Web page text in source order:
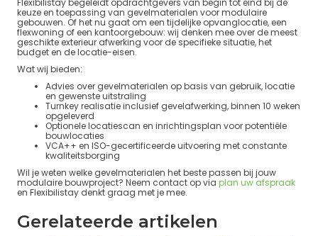
keuze en toepassing van gevelmaterialen voor modulaire
gebouwen. Of het nu gaat om een tijdelijke opvanglocatie, een
flexwoning of een kantoorgebouw: wij denken mee over de meest
geschikte exterieur afwerking voor de specifieke situatie, het
budget en de locatie-eisen.
Wat wij bieden:
Advies over gevelmaterialen op basis van gebruik, locatie
en gewenste uitstraling
Turnkey realisatie inclusief gevelafwerking, binnen 10 weken
opgeleverd
Optionele locatiescan en inrichtingsplan voor potentiële
bouwlocaties
VCA++ en ISO-gecertificeerde uitvoering met constante
kwaliteitsborging
Wil je weten welke gevelmaterialen het beste passen bij jouw
modulaire bouwproject? Neem contact op via plan uw afspraak
en Flexibilistay denkt graag met je mee.
Gerelateerde artikelen